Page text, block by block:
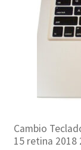
Cambio
15 retina 2018